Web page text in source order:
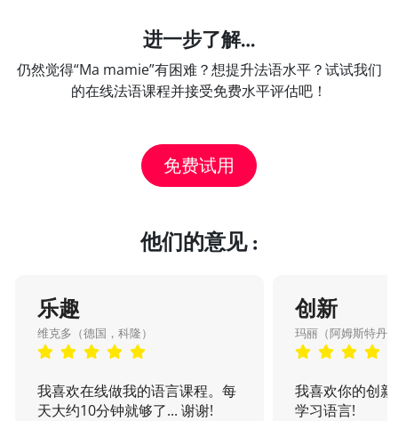
进一步了解…
仍然觉得“Ma mamie”有困难？想提升法语水平？试试我们
的在线法语课程并接受免费水平评估吧！
免费试用
他们的意见 :
乐趣
维克多（德国，科隆）
我喜欢在线做我的语言课程。每
天大约10分钟就够了... 谢谢!
创新
玛丽（阿姆斯特丹
我喜欢你的创
学习语言!